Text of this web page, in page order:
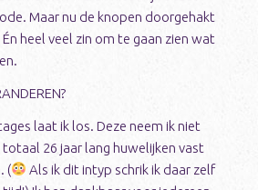
Maar nu de knopen doorgehakt
heel veel zin om te gaan zien wat
laat ik los. Deze neem ik niet
totaal 26 jaar lang huwelijken vast
(
Als ik dit intyp schrik ik daar zelf